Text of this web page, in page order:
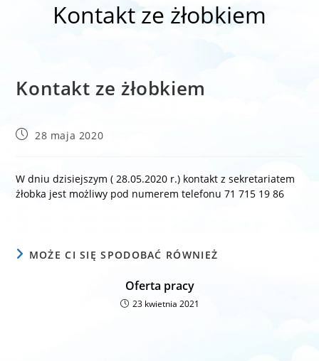
Kontakt ze żłobkiem
Kontakt ze żłobkiem
Post28 maja 2020
W dniu dzisiejszym ( 28.05.2020 r.) kontakt z sekretariatem
żłobka jest możliwy pod numerem telefonu 71 715 19 86
MOŻE CI SIĘ SPODOBAĆ RÓWNIEŻ
Oferta pracy
23 kwietnia 2021